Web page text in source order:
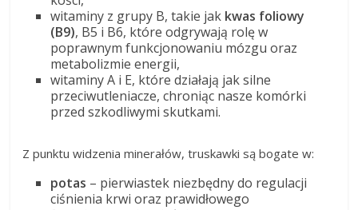
witaminy z grupy B, takie jak kwas foliowy
(B9), B5 i B6, które odgrywają rolę w
poprawnym funkcjonowaniu mózgu oraz
metabolizmie energii,
witaminy A i E, które działają jak silne
przeciwutleniacze, chroniąc nasze komórki
przed szkodliwymi skutkami.
Z punktu widzenia minerałów, truskawki są bogate w:
potas – pierwiastek niezbędny do regulacji
ciśnienia krwi oraz prawidłowego